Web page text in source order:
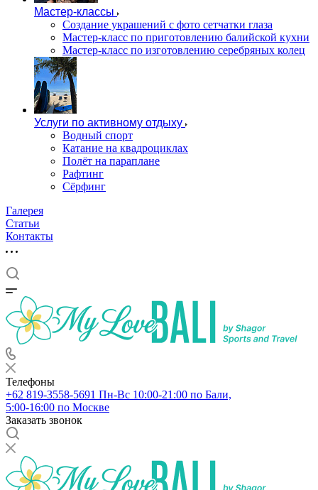
Мастер-классы
Создание украшений с фото сетчатки глаза
Мастер-класс по приготовлению балийской кухни
Мастер-класс по изготовлению серебряных колец
Услуги по активному отдыху
Водный спорт
Катание на квадроциклах
Полёт на параплане
Рафтинг
Сёрфинг
Галерея
Статьи
Контакты
Телефоны
+62 819‑3558‑5691‬ Пн-Вс 10:00-21:00 по Бали,
5:00-16:00 по Москве
Заказать звонок